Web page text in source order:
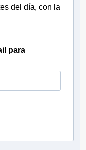
del día, con la
para